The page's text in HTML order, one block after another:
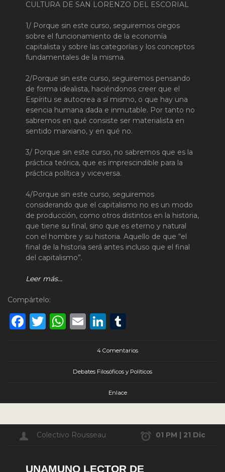
CULTURA DE SAN LORENZO DEL ESCORIAL
1/ Porque sin este curso, seguiremos ciegos
sobre el funcionamiento de la economía
capitalista y sobre las categorías y los conceptos
fundamentales de la misma.
2/Porque sin este curso, seguiremos pensando
de forma idealista, haciéndonos creer que el
Espíritu se autocrea a sí mismo, o que hay una
esencia humana dada e inmutable. Por tanto no
sabremos en qué consiste ser materialista en
sentido marxiano, y en qué no.
3/ Porque sin este curso, no sabremos que es la
práctica teórica, que es imprescindible para la
práctica política y viceversa.
4/Porque sin este curso, seguiremos
considerando que el capitalismo no es un modo
de producción, como otros distintos en la historia,
que tiene su final, sino que es eterno y natural
con el hombre y su historia. Aquello de que “el
final de la historia será antes incluso que el final
del capitalismo”.
Leer más…
Compártelo:
Facebook
Twitter
WhatsApp
EmailLinkedIn
4 Comentarios
Debates Filosóficos y Políticos
Enlace
Colectivo Rousseau 01 PM | 21 Dic
UNAMUNO LECTOR DE